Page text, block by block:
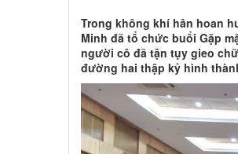
Trong không khí hân hoan
Minh đã tổ chức buổi Gặp
người cô đã tận tụy gieo
đường hai thập kỷ hình